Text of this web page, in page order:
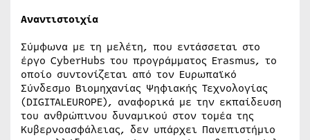
Αναντιστοιχία
Σύμφωνα με τη μελέτη, που εντάσσεται στο
έργο CyberHubs του προγράμματος Erasmus, το
οποίο συντονίζεται από τον Ευρωπαϊκό
Σύνδεσμο Βιομηχανίας Ψηφιακής Τεχνολογίας
(DIGITALEUROPE), αναφορικά με την εκπαίδευση
του ανθρώπινου δυναμικού στον τομέα της
Κυβερνοασφάλειας, δεν υπάρχει Πανεπιστήμιο